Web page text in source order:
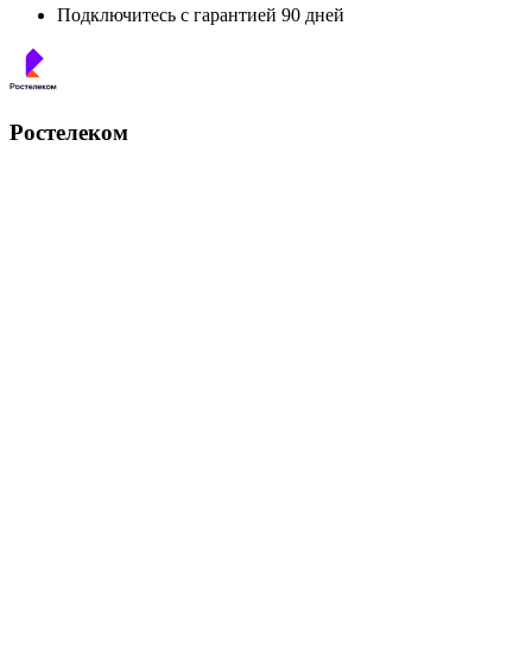
Подключитесь с гарантией 90 дней
Ростелеком